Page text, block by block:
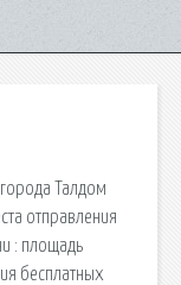
Талдом
отправления
: площадь
бесплатных